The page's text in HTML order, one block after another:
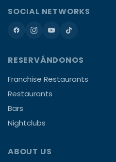
SOCIAL NETWORKS
RESERVÁNDONOS
Franchise Restaurants
Restaurants
Bars
Nightclubs
ABOUT US